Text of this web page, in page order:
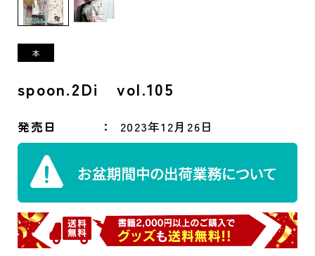
spoon.2Di vol.105
発売日 2023年12月26日